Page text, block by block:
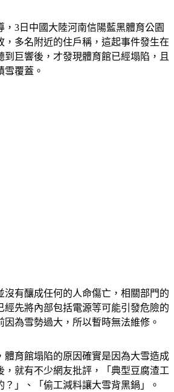
，3日中國大陸河南信陽藍黑體育公園
，多名附近的住戶稱，這起事件發生在
到巨響後，才發現體育館已經塌陷，且
雪覆蓋。
沒有釀成任何的人命傷亡，相關部門的
經先將內部包括電源等可能引發危險的
為雪勢過大，所以暫時無法維修。
體育館塌陷的原因確實是因為大雪造成
，就有不少網友批評，「典型豆腐渣工
」、「偷工減料讓大雪背黑鍋」。